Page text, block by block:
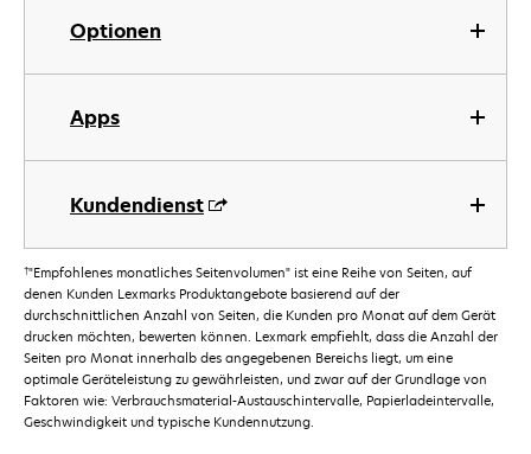
Optionen
Apps
Kundendienst
†"Empfohlenes monatliches Seitenvolumen" ist eine Reihe von Seiten, auf
denen Kunden Lexmarks Produktangebote basierend auf der
durchschnittlichen Anzahl von Seiten, die Kunden pro Monat auf dem Gerät
drucken möchten, bewerten können. Lexmark empfiehlt, dass die Anzahl der
Seiten pro Monat innerhalb des angegebenen Bereichs liegt, um eine
optimale Geräteleistung zu gewährleisten, und zwar auf der Grundlage von
Faktoren wie: Verbrauchsmaterial-Austauschintervalle, Papierladeintervalle,
Geschwindigkeit und typische Kundennutzung.